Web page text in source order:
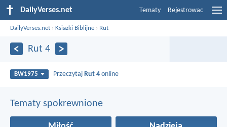
DailyVerses.net Tematy Rejestrowac
DailyVerses.net ›Ksiazki Biblijne › Rut
Rut 4
BW1975 Przeczytaj Rut 4 online
Tematy spokrewnione